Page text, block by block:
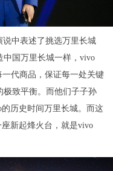
中表述了挑选万里长城
中国万里长城一样，vivo
一代商品，保证每一处关键
极致平衡。而他们子子孙
历史时间万里长城。而这
新起烽火台，就是vivo